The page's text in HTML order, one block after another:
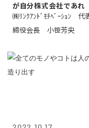
が自分株式会社であれ
㈱ﾘﾝｸｱﾝﾄﾞﾓﾁﾍﾞｰｼｮﾝ 代
締役会長 小笹芳央